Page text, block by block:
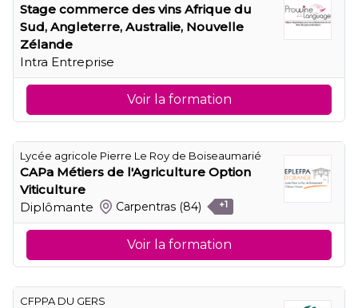
Stage commerce des vins Afrique du
Sud, Angleterre, Australie, Nouvelle
Zélande
Intra Entreprise
Voir la formation
Lycée agricole Pierre Le Roy de Boiseaumarié
CAPa Métiers de l'Agriculture Option
Viticulture
Diplômante
Carpentras (84) +1
Voir la formation
CFPPA DU GERS